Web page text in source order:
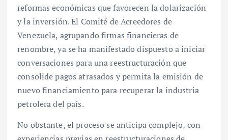
reformas económicas que favorecen la dolarización
y la inversión. El Comité de Acreedores de
Venezuela, agrupando firmas financieras de
renombre, ya se ha manifestado dispuesto a iniciar
conversaciones para una reestructuración que
consolide pagos atrasados y permita la emisión de
nuevo financiamiento para recuperar la industria
petrolera del país.
No obstante, el proceso se anticipa complejo, con